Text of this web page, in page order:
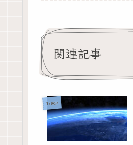
関連記事
Trade